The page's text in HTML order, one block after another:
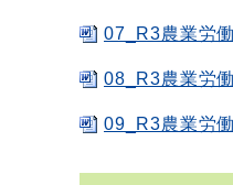
07_R3農業労
08_R3農業労
09_R3農業労